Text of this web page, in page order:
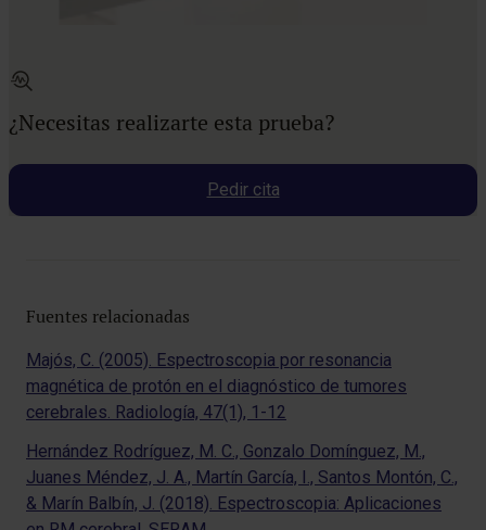
¿Necesitas realizarte esta prueba?
Pedir cita
Fuentes relacionadas
Majós, C. (2005). Espectroscopia por resonancia
magnética de protón en el diagnóstico de tumores
cerebrales. Radiología, 47(1), 1-12
Hernández Rodríguez, M. C., Gonzalo Domínguez, M.,
Juanes Méndez, J. A., Martín García, I., Santos Montón, C.,
& Marín Balbín, J. (2018). Espectroscopia: Aplicaciones